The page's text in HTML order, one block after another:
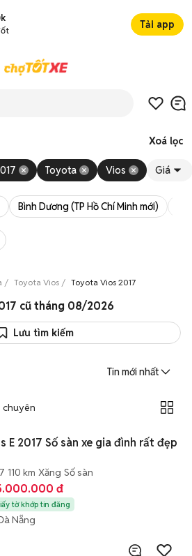
Tải app
Xoá lọc
Toyota Vios Giá
Bình Dương (TP Hồ Chí Minh mới)
Toyota Vios Toyota Vios 2017
cũ tháng 08/2026
Lưu tìm kiếm
Tin mới nhất
chuyên
E 2017 Số sàn xe gia đình rất đẹp
110 km Xăng Số sàn
đ
tờ khớp tin đăng
Nẵng